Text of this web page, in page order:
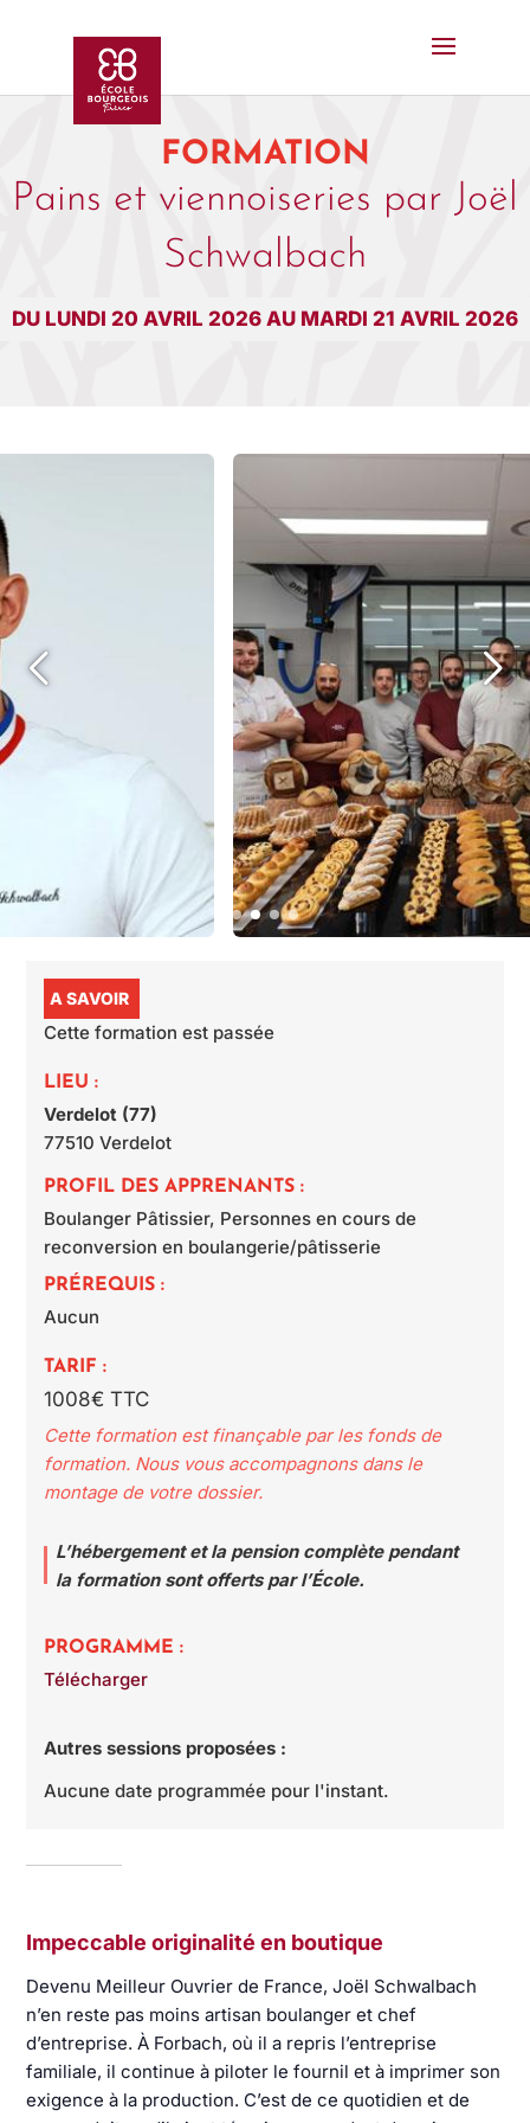
FORMATION
Pains et viennoiseries par Joël
Schwalbach
DU LUNDI 20 AVRIL 2026 AU MARDI 21 AVRIL 2026
A SAVOIR
Cette formation est passée
LIEU :
Verdelot (77)
77510 Verdelot
PROFIL DES APPRENANTS :
Boulanger Pâtissier, Personnes en cours de
reconversion en boulangerie/pâtisserie
PRÉREQUIS :
Aucun
TARIF :
1008€ TTC
Cette formation est finançable par les fonds de
formation. Nous vous accompagnons dans le
montage de votre dossier.
L’hébergement et la pension complète pendant
la formation sont offerts par l’École.
PROGRAMME :
Télécharger
Autres sessions proposées :
Aucune date programmée pour l'instant.
Impeccable originalité en boutique
Devenu Meilleur Ouvrier de France, Joël Schwalbach
n’en reste pas moins artisan boulanger et chef
d’entreprise. À Forbach, où il a repris l’entreprise
familiale, il continue à piloter le fournil et à imprimer son
exigence à la production. C’est de ce quotidien et de